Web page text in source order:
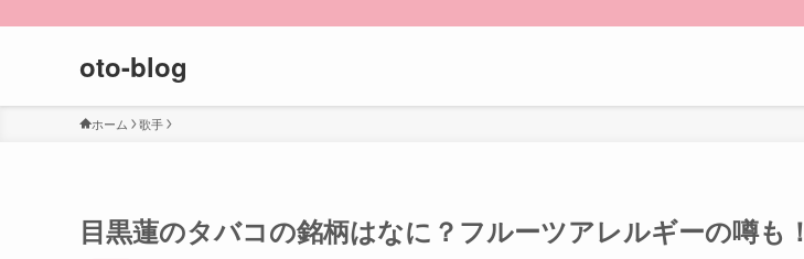
oto-blog
ホーム 歌手
目黒蓮のタバコの銘柄はなに？フルーツアレルギーの噂も！